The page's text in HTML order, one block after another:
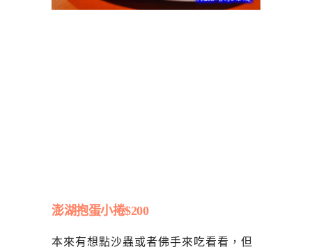
澎湖抱蛋小捲$200
本來有想點沙蟲或者佛手來吃看看，但